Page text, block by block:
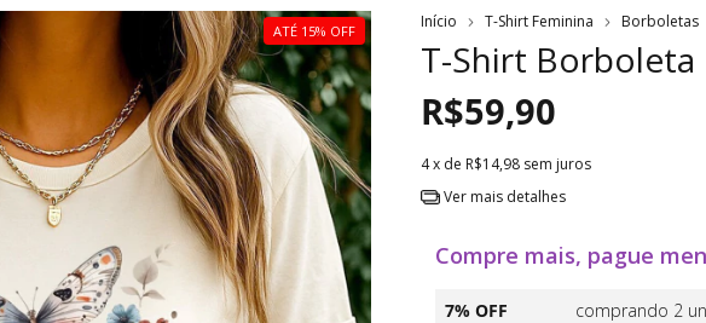
ATÉ 15% OFF Início T-Shirt Feminina Borboletas
T-Shirt Borboleta
R$59,90
4x de R$14,98 sem juros
Ver mais detalhes
Compre mais, pague
7% OFF
comprando 2